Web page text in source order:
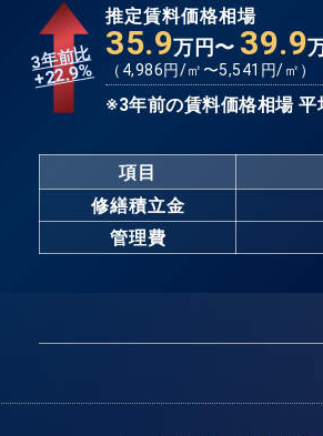
3年前比
+22.9%
推定賃料価格相場
35.9万円〜 39.9
（ 4,986円/㎡〜5,541 円/㎡）
※3年前の賃料価格相場 平
項目
修繕積立金
管理費